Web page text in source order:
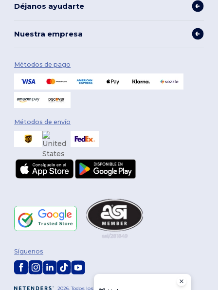
Déjanos ayudarte
Nuestra empresa
Métodos de pago
Métodos de envío
2026. Todos los derechos reservados
Síguenos